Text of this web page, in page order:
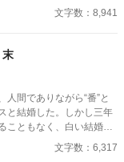
重なる非礼を注意・抗議
「寛容になりなさい」
、綿密な記録を携え、建
けることを決意。大勢の
とともに婚約解消を突
た伯爵家を社会的な破滅
文字数：8,941
末
間でありながら“番”と
と結婚した。しかし三年
こともなく、白い結婚の
令嬢レイアーを懐妊さ
文字数：6,317